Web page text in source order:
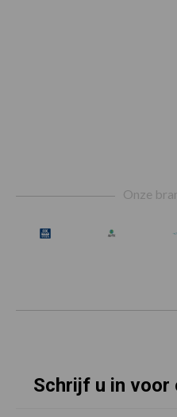
Onze
Schrijf u in voor